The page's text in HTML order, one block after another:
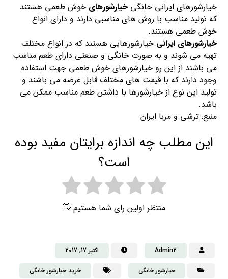
خیارشورهای ایرانی خانگیخیارشورهای خوش طعمی هستند
که تولید مناسب با روش های مناسبی دارند و دارای انواع
خوش طعمی هستند.
خیارشورهای ایرانی خیارشورهایی هستند که در انواع مختلف
تهیه می شوند و به صورت خانگی و صنعتی دارای طعم مناسب
می باشند از این رو خیارشورهای خوش طعمی جهت استفاده
وجود دارند که با قیمت های مختلف قابل عرضه می باشند و
تولید این نوع از خیارشورها با داشتن طعم مناسب ممکن می
باشد.
منبع: ترشی و مربا ایران
این مطلب چه اندازه برایتان مفید بوده
است؟
منتظر اولین رای شما هستیم 👋
Admin2 اکتبر 17, 2017
خیارشور خانگی خرید خیارشور خانگی